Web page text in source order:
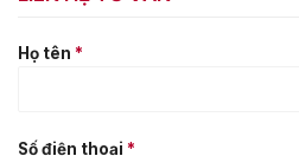
Họ tên *
Số điện thoại *